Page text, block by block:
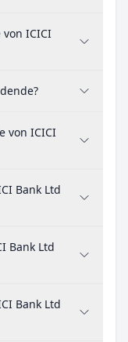
ICICI
von ICICI
Bank Ltd
Bank Ltd
Bank Ltd